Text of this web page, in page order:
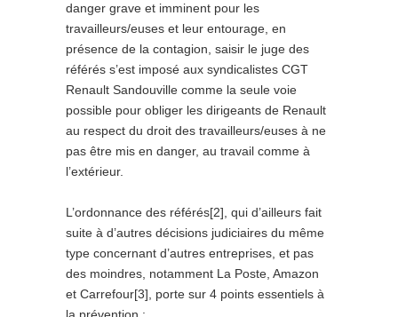
danger grave et imminent pour les
travailleurs/euses et leur entourage, en
présence de la contagion, saisir le juge des
référés s’est imposé aux syndicalistes CGT
Renault Sandouville comme la seule voie
possible pour obliger les dirigeants de Renault
au respect du droit des travailleurs/euses à ne
pas être mis en danger, au travail comme à
l’extérieur.
L’ordonnance des référés[2], qui d’ailleurs fait
suite à d’autres décisions judiciaires du même
type concernant d’autres entreprises, et pas
des moindres, notamment La Poste, Amazon
et Carrefour[3], porte sur 4 points essentiels à